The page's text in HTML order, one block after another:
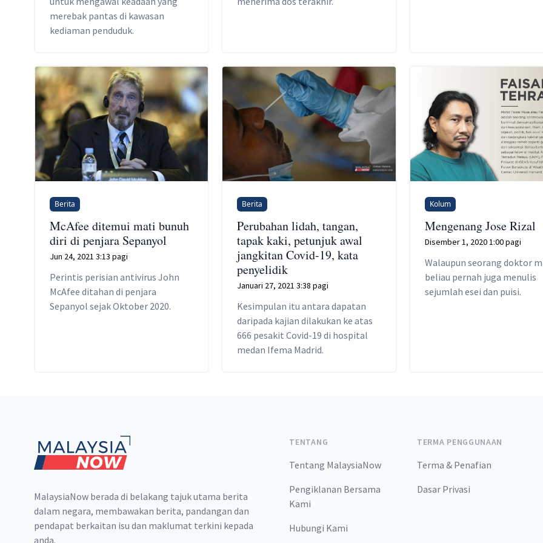
merebak pantas di kawasan
kediaman penduduk.
Berita
McAfee ditemui mati bunuh
diri di penjara Sepanyol
Jun 24, 2021 3:13 pagi
Perintis perisian antivirus John
McAfee ditahan di penjara
Sepanyol sejak Oktober 2020.
Berita
Perubahan lidah, tangan,
tapak kaki, petunjuk awal
jangkitan Covid-19, kata
penyelidik
Januari 27, 2021 3:38 pagi
Kesimpulan itu antara dapatan
daripada kajian dilakukan ke atas
666 pesakit Covid-19 di hospital
medan Ifema Madrid.
Kolum
Mengenang Jose Rizal
Disember 1, 2020 1:00 pagi
Walaupun seorang doktor
beliau pernah juga menulis
sejumlah esei dan puisi.
MalaysiaNow berada di belakang tajuk utama berita
dalam negara, membawakan berita, pandangan dan
pendapat berkaitan isu dan maklumat terkini kepada
anda.
TENTANG
Tentang MalaysiaNow
Pengiklanan Bersama
Kami
Hubungi Kami
TERMA PENGGUNAAN
Terma & Penafian
Dasar Privasi